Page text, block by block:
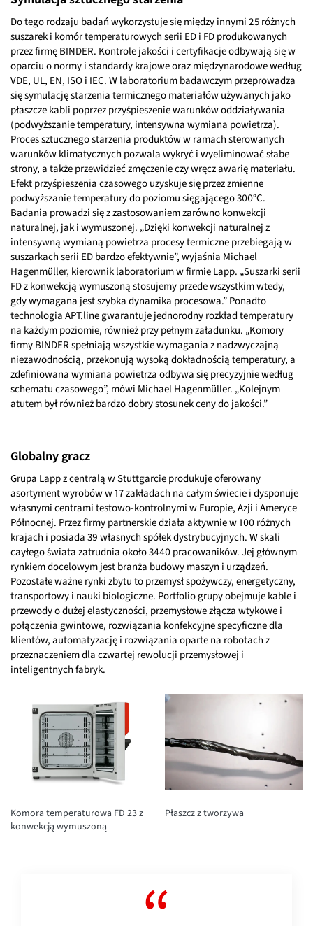
Do tego rodzaju badań wykorzystuje się między innymi 25 różnych
suszarek i komór temperaturowych serii ED i FD produkowanych
przez firmę BINDER. Kontrole jakości i certyfikacje odbywają się w
oparciu o normy i standardy krajowe oraz międzynarodowe według
VDE, UL, EN, ISO i IEC. W laboratorium badawczym przeprowadza
się symulację starzenia termicznego materiałów używanych jako
płaszcze kabli poprzez przyśpieszenie warunków oddziaływania
(podwyższanie temperatury, intensywna wymiana powietrza).
Proces sztucznego starzenia produktów w ramach sterowanych
warunków klimatycznych pozwala wykryć i wyeliminować słabe
strony, a także przewidzieć zmęczenie czy wręcz awarię materiału.
Efekt przyśpieszenia czasowego uzyskuje się przez zmienne
podwyższanie temperatury do poziomu sięgającego 300°C.
Badania prowadzi się z zastosowaniem zarówno konwekcji
naturalnej, jak i wymuszonej. „Dzięki konwekcji naturalnej z
intensywną wymianą powietrza procesy termiczne przebiegają w
suszarkach serii ED bardzo efektywnie”, wyjaśnia Michael
Hagenmüller, kierownik laboratorium w firmie Lapp. „Suszarki serii
FD z konwekcją wymuszoną stosujemy przede wszystkim wtedy,
gdy wymagana jest szybka dynamika procesowa.” Ponadto
technologia APT.line gwarantuje jednorodny rozkład temperatury
na każdym poziomie, również przy pełnym załadunku. „Komory
firmy BINDER spełniają wszystkie wymagania z nadzwyczajną
niezawodnością, przekonują wysoką dokładnością temperatury, a
zdefiniowana wymiana powietrza odbywa się precyzyjnie według
schematu czasowego”, mówi Michael Hagenmüller. „Kolejnym
atutem był również bardzo dobry stosunek ceny do jakości.”
Globalny gracz
Grupa Lapp z centralą w Stuttgarcie produkuje oferowany
asortyment wyrobów w 17 zakładach na całym świecie i dysponuje
własnymi centrami testowo-kontrolnymi w Europie, Azji i Ameryce
Północnej. Przez firmy partnerskie działa aktywnie w 100 różnych
krajach i posiada 39 własnych spółek dystrybucyjnych. W skali
cayłego świata zatrudnia około 3440 pracowaników. Jej głównym
rynkiem docelowym jest branża budowy maszyn i urządzeń.
Pozostałe ważne rynki zbytu to przemysł spożywczy, energetyczny,
transportowy i nauki biologiczne. Portfolio grupy obejmuje kable i
przewody o dużej elastyczności, przemysłowe złącza wtykowe i
połączenia gwintowe, rozwiązania konfekcyjne specyficzne dla
klientów, automatyzację i rozwiązania oparte na robotach z
przeznaczeniem dla czwartej rewolucji przemysłowej i
inteligentnych fabryk.
Komora temperaturowa FD 23 z
konwekcją wymuszoną
Płaszcz z tworzywa